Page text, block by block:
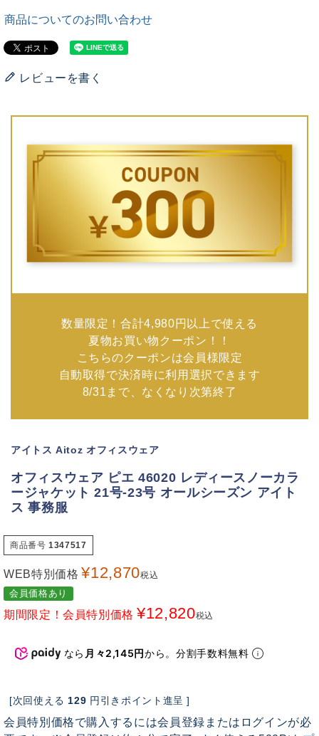
商品についてのお問い合わせ
レビューを書く
数量限定！合計4,980円以上で使える
夏物お買い物クーポン！！
こちらのクーポンは会員様限定
自動取得で決済時に利用選択できます
8/31まで、なくなり次第終了
アイトス Aitoz オフィスウェア
オフィスウェア ピエ 46020 レディースノーカラ
ージャケット 21号-23号 オールシーズン アイト
ス 事務服
商品番号 1347517
WEB特別価格 ¥12,870税込
会員価格あり
期間限定！会員特別価格 ¥12,820税込
なら 月々2,145円から。分割手数料無料
[次回使える 129 円引きポイント進呈 ]
会員特別価格で購入するには会員登録またはログインが必